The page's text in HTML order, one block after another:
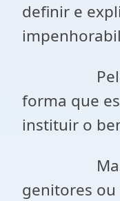
definir e
Pelo
forma que
instituir o
Mas se
genitores